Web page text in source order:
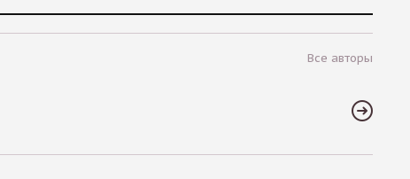
Все авторы